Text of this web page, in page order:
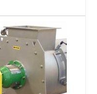
im Labor oder
und Präzision in